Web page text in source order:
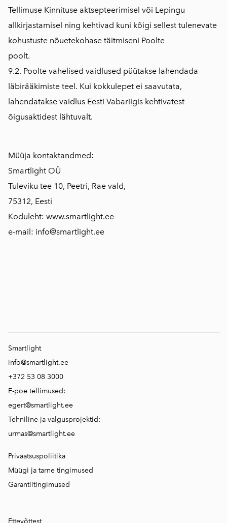
Tellimuse Kinnituse aktsepteerimisel või Lepingu
allkirjastamisel ning kehtivad kuni kõigi sellest tulenevate
kohustuste nõuetekohase täitmiseni Poolte
poolt.
9.2. Poolte vahelised vaidlused püütakse lahendada
läbirääkimiste teel. Kui kokkulepet ei saavutata,
lahendatakse vaidlus Eesti Vabariigis kehtivatest
õigusaktidest lähtuvalt.
Müüja kontaktandmed:
Smartlight OÜ
Tuleviku tee 10, Peetri, Rae vald,
75312, Eesti
Koduleht: www.smartlight.ee
e-mail: info@smartlight.ee
Smartlight
info@smartlight.ee
+372 53 08 3000
E-poe tellimused:
egert@smartlight.ee
Tehniline ja valgusprojektid:
urmas@smartlight.ee
Privaatsuspoliitika
Müügi ja tarne tingimused
Garantiitingimused
Ettevõttest